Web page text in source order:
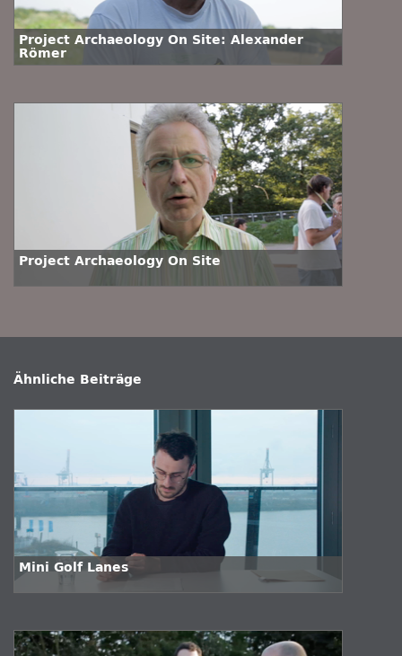
Project Archaeology On Site: Alexander
Römer
Project Archaeology On Site
Ähnliche Beiträge
Mini Golf Lanes